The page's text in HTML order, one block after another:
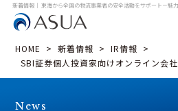
新着情報｜ 東海から全国の物流事業者の安全活動をサポート－魅
HOME > 新着情報 > IR情報 >
SBI証券個人投資家向けオンライン会
News